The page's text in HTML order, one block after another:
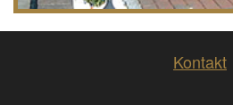
Kontakt